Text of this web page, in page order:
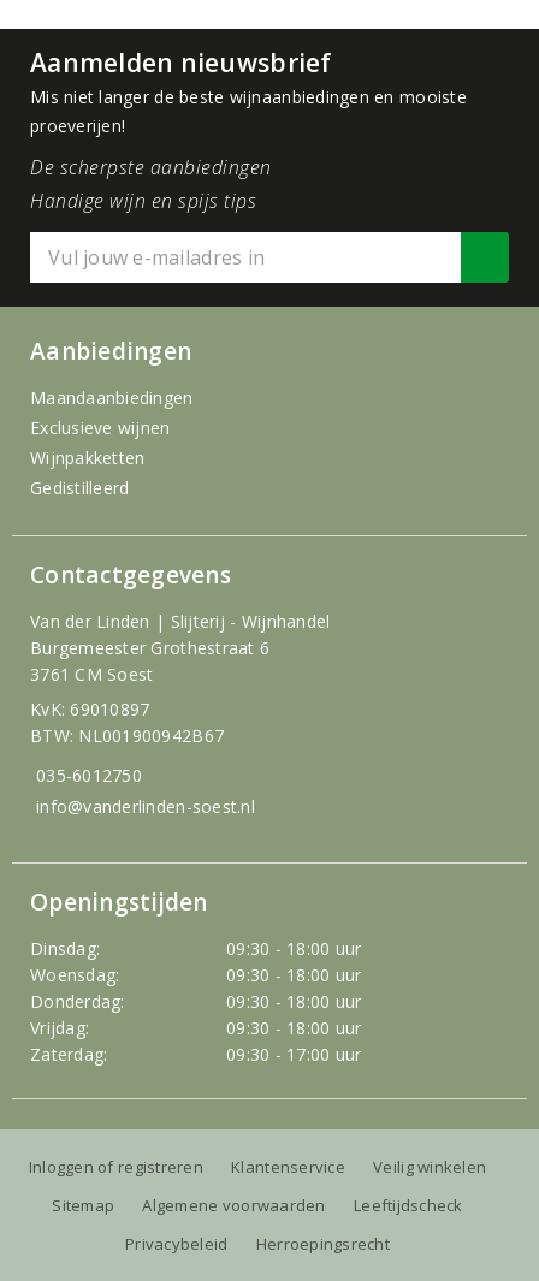
Aanmelden nieuwsbrief
Mis niet langer de beste wijnaanbiedingen en mooiste
proeverijen!
De scherpste aanbiedingen
Handige wijn en spijs tips
Aanbiedingen
Maandaanbiedingen
Exclusieve wijnen
Wijnpakketten
Gedistilleerd
Contactgegevens
Van der Linden | Slijterij - Wijnhandel
Burgemeester Grothestraat 6
3761 CM Soest
KvK: 69010897
BTW: NL001900942B67
035-6012750
info@vanderlinden-soest.nl
Openingstijden
Dinsdag:
09:30 - 18:00 uur
Woensdag:
09:30 - 18:00 uur
Donderdag:
09:30 - 18:00 uur
Vrijdag:
09:30 - 18:00 uur
Zaterdag:
09:30 - 17:00 uur
Inloggen of registreren Klantenservice
Veilig winkelen
Sitemap
Algemene voorwaarden
Leeftijdscheck
Privacybeleid
Herroepingsrecht